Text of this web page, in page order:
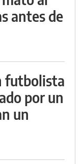
antes de
futbolista
por un
un